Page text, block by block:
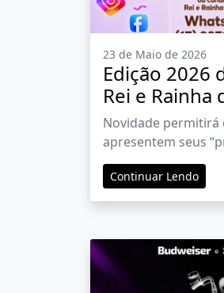
23 de Maio de 2026
Edição 2026
Rei e Rainha
participação
WhatsApp
Novidade permitirá
apresentem seus
chamada de vídeo,
mensagem ou
ao vivo na Rádio O
Continuar Lendo